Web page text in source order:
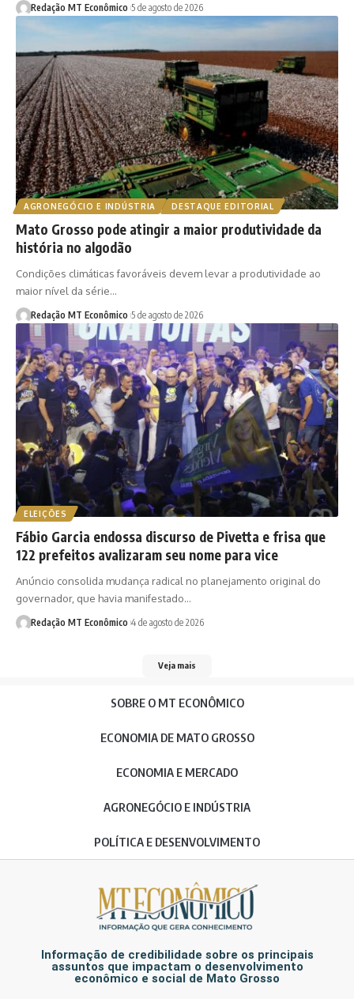
Redação MT Econômico 5 de agosto de 2026
AGRONEGÓCIO E INDÚSTRIA DESTAQUE EDITORIAL
Mato Grosso pode atingir a maior produtividade da
história no algodão
Condições climáticas favoráveis devem levar a produtividade ao
maior nível da série…
Redação MT Econômico 5 de agosto de 2026
ELEIÇÕES
Fábio Garcia endossa discurso de Pivetta e frisa que
122 prefeitos avalizaram seu nome para vice
Anúncio consolida mudança radical no planejamento original do
governador, que havia manifestado…
Redação MT Econômico 4 de agosto de 2026
Veja mais
SOBRE O MT ECONÔMICO
ECONOMIA DE MATO GROSSO
ECONOMIA E MERCADO
AGRONEGÓCIO E INDÚSTRIA
POLÍTICA E DESENVOLVIMENTO
Informação de credibilidade sobre os principais
assuntos que impactam o desenvolvimento
econômico e social de Mato Grosso